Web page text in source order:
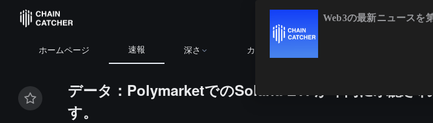
ホームページ 速報 深さ カレンダー
データ：PolymarketでのSolana ETFが年内に承認さ
す。
Web3の最新ニュースを